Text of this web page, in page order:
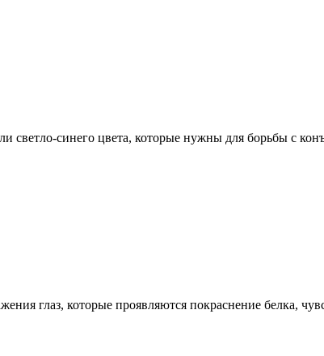
светло-синего цвета, которые нужны для борьбы с
глаз, которые проявляются покраснение белка,